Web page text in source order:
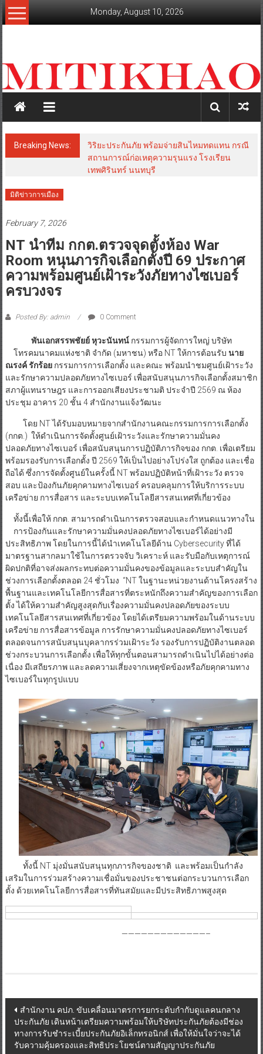
Skip
to
Monday, August 10, 2026
สะท้อน
ลึก
เหลี่ยม
มุม
เศรษฐกิจ-
การเมือง-
Breaking News:
วิริยะประกันภัย พร้อมจ่ายสินไหมทดแทน กรณี
สถานการณ์ก่อเหตุความรุนแรง โรงเรียน
เทพศิรินทร์ นนทบุรี
มิติข่าวการเมือง
February 7, 2026
NT นำทีม กกต.ตรวจจุดตั้งห้อง War
Room หนุนภารกิจเลือกตั้งปี 69 ประกาศ
ความพร้อมศูนย์เฝ้าระวังภัยทางไซเบอร์
ครบวงจร
Posted By: admin 0 Comment
พันเอกสรรพชัยย์ หุวะนันทน์กรรมการผู้จัดการใหญ่ บริษัท
โทรคมนาคมแห่งชาติ จำกัด (มหาชน) หรือ NT ให้การต้อนรับ นาย
ณรงค์ รักร้อยกรรมการการเลือกตั้ง และคณะ พร้อมนำชมศูนย์เฝ้าระวัง
และรักษาความปลอดภัยทางไซเบอร์ เพื่อสนับสนุนภารกิจเลือกตั้งสมาชิก
สภาผู้แทนราษฎร และการออกเสียงประชามติ ประจำปี 2569 ณ ห้อง
ประชุม อาคาร 20 ชั้น 4 สำนักงานแจ้งวัฒนะ
โดย NT ได้รับมอบหมายจากสำนักงานคณะกรรมการการเลือกตั้ง
(กกต.) ให้ดำเนินการจัดตั้งศูนย์เฝ้าระวังและรักษาความมั่นคง
ปลอดภัยทางไซเบอร์ เพื่อสนับสนุนการปฏิบัติภารกิจของ กกต. เพื่อเตรียม
พร้อมรองรับการเลือกตั้ง ปี 2569 ให้เป็นไปอย่างโปร่งใส ถูกต้อง และเชื่อ
ถือได้ ซึ่งการจัดตั้งศูนย์ในครั้งนี้ NT พร้อมปฏิบัติหน้าที่เฝ้าระวัง ตรวจ
สอบ และป้องกันภัยคุกคามทางไซเบอร์ ครอบคลุมการให้บริการระบบ
เครือข่าย การสื่อสาร และระบบเทคโนโลยีสารสนเทศที่เกี่ยวข้อง
ทั้งนี้เพื่อให้ กกต. สามารถดำเนินการตรวจสอบและกำหนดแนวทางใน
การป้องกันและรักษาความมั่นคงปลอดภัยทางไซเบอร์ได้อย่างมี
ประสิทธิภาพ โดยในการนี้ได้นำเทคโนโลยีด้าน Cybersecurity ที่ได้
มาตรฐานสากลมาใช้ในการตรวจจับ วิเคราะห์ และรับมือกับเหตุการณ์
ผิดปกติที่อาจส่งผลกระทบต่อความมั่นคงของข้อมูลและระบบสำคัญใน
ช่วงการเลือกตั้งตลอด 24 ชั่วโมง “NT ในฐานะหน่วยงานด้านโครงสร้าง
พื้นฐานและเทคโนโลยีการสื่อสารที่ตระหนักถึงความสำคัญของการเลือก
ตั้ง ได้ให้ความสำคัญสูงสุดกับเรื่องความมั่นคงปลอดภัยของระบบ
เทคโนโลยีสารสนเทศที่เกี่ยวข้อง โดยได้เตรียมความพร้อมในด้านระบบ
เครือข่าย การสื่อสารข้อมูล การรักษาความมั่นคงปลอดภัยทางไซเบอร์
ตลอดจนการสนับสนุนบุคลากรร่วมเฝ้าระวัง รองรับการปฏิบัติงานตลอด
ช่วงกระบวนการเลือกตั้ง เพื่อให้ทุกขั้นตอนสามารถดำเนินไปได้อย่างต่อ
เนื่อง มีเสถียรภาพ และลดความเสี่ยงจากเหตุขัดข้องหรือภัยคุกคามทาง
ไซเบอร์ในทุกรูปแบบ
ทั้งนี้ NT มุ่งมั่นสนับสนุนทุกภารกิจของชาติ และพร้อมเป็นกำลัง
เสริมในการร่วมสร้างความเชื่อมั่นของประชาชนต่อกระบวนการเลือก
ตั้ง ด้วยเทคโนโลยีการสื่อสารที่ทันสมัยและมีประสิทธิภาพสูงสุด
—————————————–
Post
navigation
สำนักงาน คปภ. ขับเคลื่อนมาตรการยกระดับกำกับดูแลคนกลาง
ประกันภัย เดินหน้าเตรียมความพร้อมให้บริษัทประกันภัยต้องมีช่อง
ทางการรับชำระเบี้ยประกันภัยอิเล็กทรอนิกส์ เพื่อให้มั่นใจว่าจะได้
รับความคุ้มครองและสิทธิประโยชน์ตามสัญญาประกันภัย